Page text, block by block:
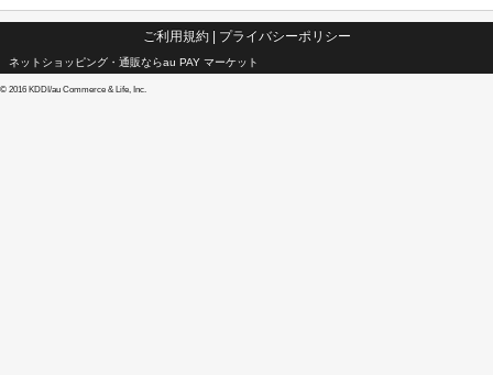
ご利用規約| プライバシーポリシー
ネットショッピング・通販ならau PAY マーケット
© 2016 KDDI/au Commerce & Life, Inc.